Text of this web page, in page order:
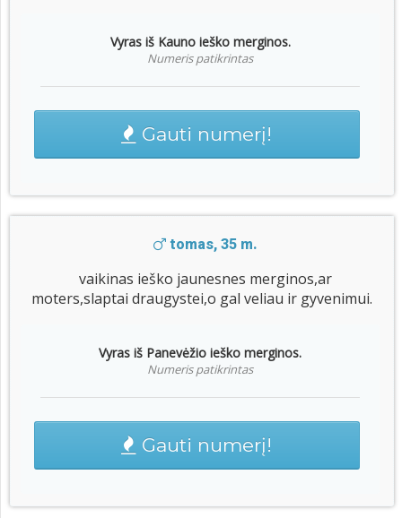
Vyras iš Kauno ieško merginos.
Numeris patikrintas
Gauti numerį!
tomas, 35 m.
vaikinas ieško jaunesnes merginos,ar
moters,slaptai draugystei,o gal veliau ir gyvenimui.
Vyras iš Panevėžio ieško merginos.
Numeris patikrintas
Gauti numerį!